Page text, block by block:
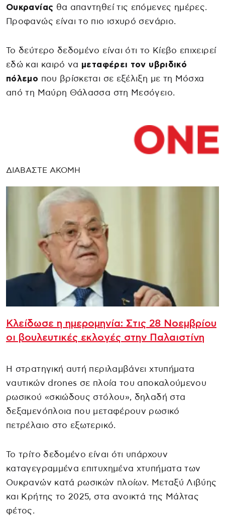
Ουκρανίας θα απαντηθεί τις επόμενες ημέρες.
Προφανώς είναι το πιο ισχυρό σενάριο.
Το δεύτερο δεδομένο είναι ότι το Κίεβο επιχειρεί
εδώ και καιρό να μεταφέρει τον υβριδικό
πόλεμο που βρίσκεται σε εξέλιξη με τη Μόσχα
από τη Μαύρη Θάλασσα στη Μεσόγειο.
ΔΙΑΒΑΣΤΕ ΑΚΟΜΗ
Κλείδωσε η ημερομηνία: Στις 28 Νοεμβρίου
οι βουλευτικές εκλογές στην Παλαιστίνη
Η στρατηγική αυτή περιλαμβάνει χτυπήματα
ναυτικών drones σε πλοία του αποκαλούμενου
ρωσικού «σκιώδους στόλου», δηλαδή στα
δεξαμενόπλοια που μεταφέρουν ρωσικό
πετρέλαιο στο εξωτερικό.
Το τρίτο δεδομένο είναι ότι υπάρχουν
καταγεγραμμένα επιτυχημένα χτυπήματα των
Ουκρανών κατά ρωσικών πλοίων. Μεταξύ Λιβύης
και Κρήτης το 2025, στα ανοικτά της Μάλτας
φέτος.